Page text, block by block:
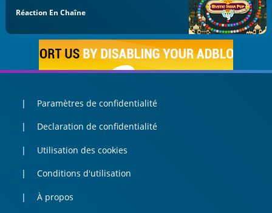
Réaction En Chaîne
Paramètres de confidentialité
Declaration de confidentialité
Utilisation des cookies
Conditions d'utilisation
À propos